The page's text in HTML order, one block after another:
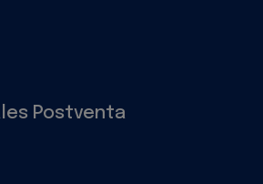
Postventa